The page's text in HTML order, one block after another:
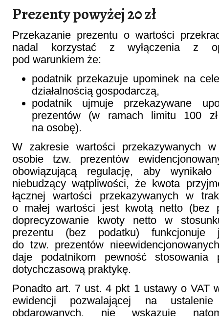
Prezenty powyżej 20 zł
Przekazanie prezentu o wartości
nadal korzystać z wyłączenia z
pod warunkiem że:
podatnik przekazuje upominek na
działalnością gospodarczą,
podatnik ujmuje przekazywane
prezentów (w ramach limitu 100
na osobę).
W zakresie wartości przekazywanych
osobie tzw. prezentów
obowiązującą regulację, aby
niebudzący wątpliwości, że kwota
łącznej wartości przekazywanych w
o małej wartości jest kwotą netto (bez
doprecyzowanie kwoty netto w
prezentu (bez podatku)
do tzw. prezentów
daje podatnikom pewność stosowania
dotychczasową praktykę.
Ponadto art. 7 ust. 4 pkt 1 ustawy o VAT
ewidencji pozwalającej na
obdarowanych, nie wskazuje